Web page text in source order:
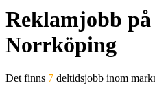
Reklamjobb
Norrköping
Det finns 7 deltidsjobb inom